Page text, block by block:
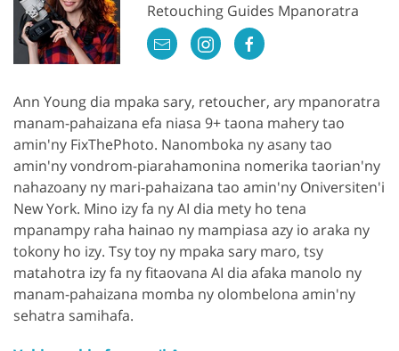
Retouching Guides Mpanoratra
Ann Young dia mpaka sary, retoucher, ary mpanoratra
manam-pahaizana efa niasa 9+ taona mahery tao
amin'ny FixThePhoto. Nanomboka ny asany tao
amin'ny vondrom-piarahamonina nomerika taorian'ny
nahazoany ny mari-pahaizana tao amin'ny Oniversiten'i
New York. Mino izy fa ny AI dia mety ho tena
mpanampy raha hainao ny mampiasa azy io araka ny
tokony ho izy. Tsy toy ny mpaka sary maro, tsy
matahotra izy fa ny fitaovana AI dia afaka manolo ny
manam-pahaizana momba ny olombelona amin'ny
sehatra samihafa.